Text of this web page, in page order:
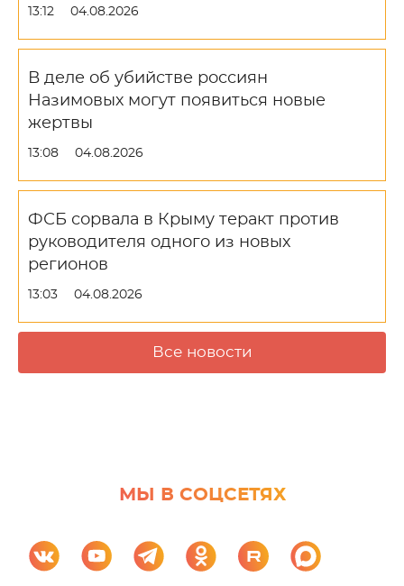
13:12 04.08.2026
В деле об убийстве россиян
Назимовых могут появиться новые
жертвы
13:08 04.08.2026
ФСБ сорвала в Крыму теракт против
руководителя одного из новых
регионов
13:03 04.08.2026
Все новости
МЫ В СОЦСЕТЯХ